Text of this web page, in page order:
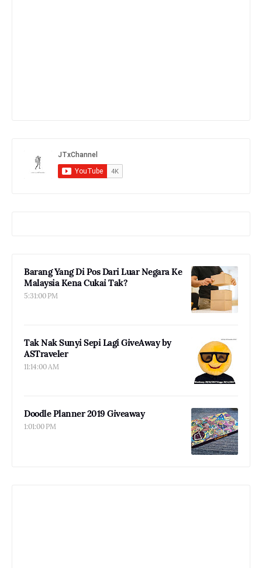
Barang Yang Di Pos Dari Luar Negara Ke
Malaysia Kena Cukai Tak?
5:31:00 PM
Tak Nak Sunyi Sepi Lagi GiveAway by
ASTraveler
11:14:00 AM
Doodle Planner 2019 Giveaway
1:01:00 PM